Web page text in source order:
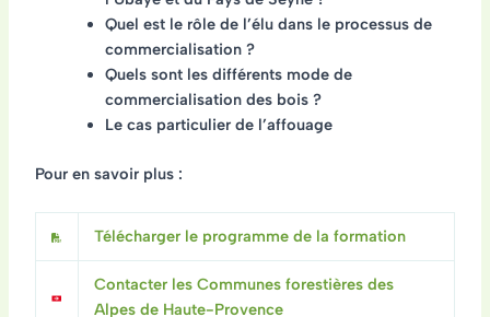
Quel est le rôle de l’élu dans le processus de
commercialisation ?
Quels sont les différents mode de
commercialisation des bois ?
Le cas particulier de l’affouage
Pour en savoir plus :
Télécharger le programme de la formation
Contacter les Communes forestières des
Alpes de Haute-Provence